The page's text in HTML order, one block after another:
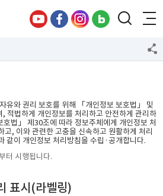
유와 권리 보호를 위해 「개인정보 보호법」 및
적법하게 개인정보를 처리하고 안전하게 관리하
법」 제30조에 따라 정보주체에게 개인정보 처
고, 이와 관련한 고충을 신속하고 원활하게 처리
같이 개인정보 처리방침을 수립·공개합니다.
터 시행됩니다.
표시(라벨링)